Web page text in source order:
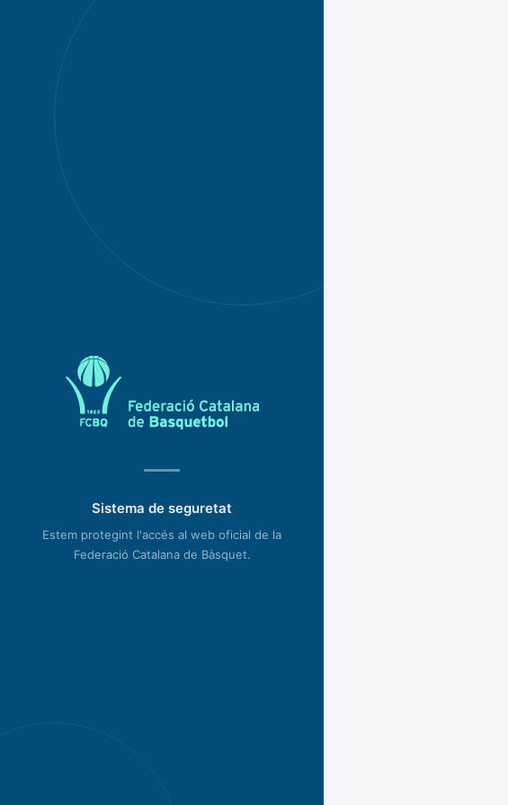
Sistema de seguretat
Estem protegint l'accés al web oficial de la
Federació Catalana de Bàsquet.